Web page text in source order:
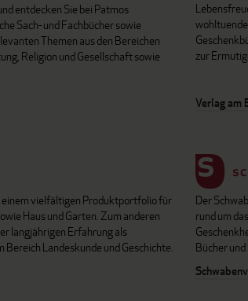
entdecken Sie bei Patmos
Sach- und Fachbücher sowie
Themen aus den Bereichen
Religion und Gesellschaft sowie
zur
Verlag am
vielfältigen Produktportfolio für
Haus und Garten. Zum anderen
langjährigen Erfahrung als
Landeskunde und Geschichte.
Der
rund um
Bücher